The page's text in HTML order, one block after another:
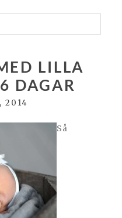
*
LILLA
DAGAR
2014
Så